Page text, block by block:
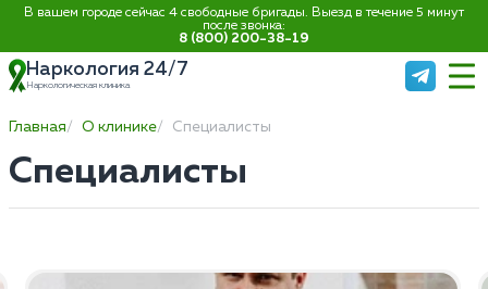
В вашем городе сейчас 4 свободные бригады. Выезд в течение 5 минут
после звонка:
8 (800) 200-38-19
Наркология 24/7
Наркологическая клиника
Главная О клинике Специалисты
Специалисты